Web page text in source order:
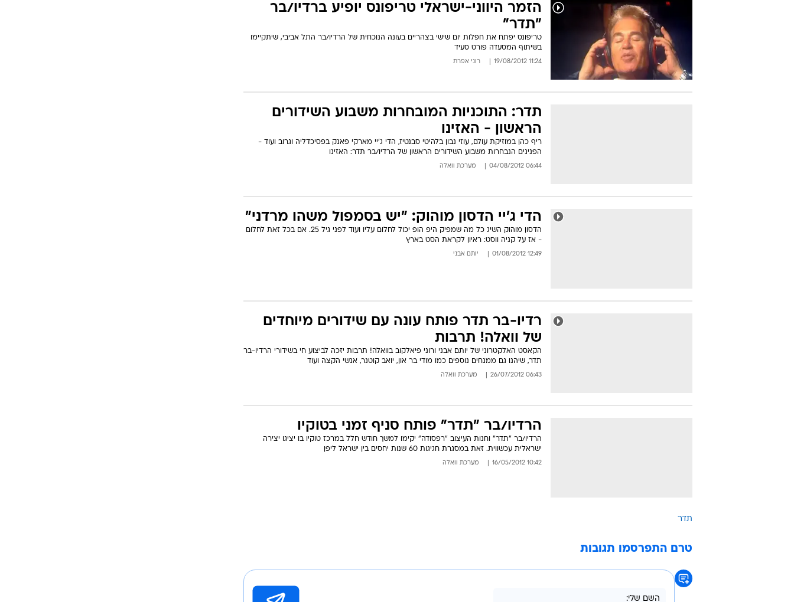
הזמר היווני-ישראלי טריפונס יופיע ברדיו/בר
"תדר"
טריפונס יפתח את חפלות יום שישי בצהריים בעונה הנוכחית של הרדיו/בר התל אביבי, שיתקיימו
בשיתוף המסעדה פורט סעיד
11:24 19/08/2012 רוני אפרת
תדר: התוכניות המובחרות משבוע השידורים
הראשון - האזינו
ריף כהן במוזיקת עולם, עוזי נבון בלהיטי סבנטיז, הדי ג'יי מארקי פאנק בפסיכדליה וגרוב ועוד -
הפנינים הנבחרות משבוע השידורים הראשון של הרדיו/בר תדר: האזינו
06:44 04/08/2012 מערכת וואלה
הדי ג'יי הדסון מוהוק: "יש בסמפול משהו מרדני"
הדסון מוהוק השיג כל מה שמפיק היפ הופ יכול לחלום עליו ועוד לפני גיל 25. אם בכל זאת לחלום
- אז על קניה ווסט: ראיון לקראת הסט בארץ
12:49 01/08/2012 יותם אבני
רדיו-בר תדר פותח עונה עם שידורים מיוחדים
של וואלה! תרבות
הקאסט האלקטרוני של יותם אבני ורוני פיאלקוב בוואלה! תרבות יזכה לביצוע חי בשידורי הרדיו-בר
תדר, שיהנו גם ממנחים נוספים כמו מודי בר און, יואב קוטנר, אנשי הקצה ועוד
06:43 26/07/2012 מערכת וואלה
הרדיו/בר "תדר" פותח סניף זמני בטוקיו
הרדיו/בר "תדר" וחנות העיצוב "רפסודה" יקימו למשך חודש חלל במרכז טוקיו בו יציגו יצירה
ישראלית עכשווית. זאת במסגרת חגיגות 60 שנות יחסים בין ישראל ליפן
10:42 16/05/2012 מערכת וואלה
תדר
טרם התפרסמו תגובות